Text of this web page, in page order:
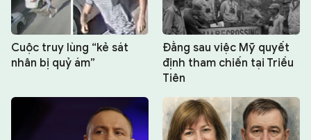
Cuộc truy lùng “kẻ sát
nhân bị quỷ ám”
Đằng sau việc Mỹ quyết
định tham chiến tại Triều
Tiên